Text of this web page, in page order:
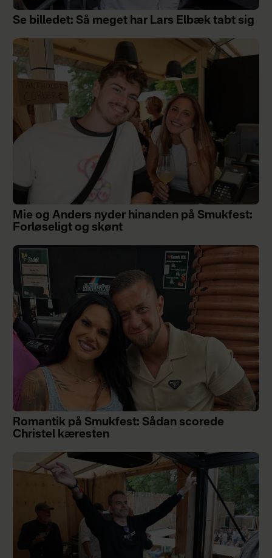
Se billedet: Så meget har Lars Elbæk tabt sig
Mie og Anders nyder hinanden på Smukfest:
Forløseligt og skønt
Romantik på Smukfest: Sådan scorede
Christel kæresten